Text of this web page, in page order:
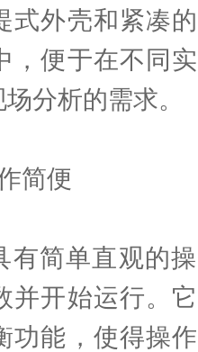
式外壳和紧凑
，便于在不同
分析的需求。
简便
简单直观的操
并开始运行。
功能，使得操